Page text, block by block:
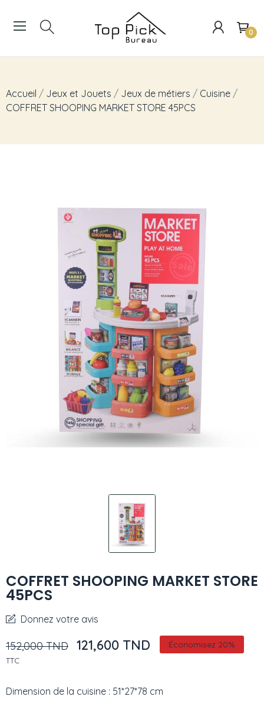
0
Accueil Jeux et Jouets Jeux de métiers
Cuisine
COFFRET SHOOPING MARKET STORE 45PCS
COFFRET SHOOPING MARKET STORE
45PCS
Donnez votre avis
152,000 TND 121,600 TND Économisez 20%
TTC
Dimension de la cuisine : 51*27*78 cm